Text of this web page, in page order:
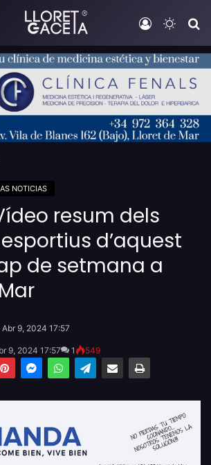
Iniciar
NOTICIAS
resum dels
d’aquest
de setmana a
Abr 9, 2024 17:57
9, 2024 17:57 1 549
PinterestMessengerWhatsAppTelegramCompartir por email Imprimir